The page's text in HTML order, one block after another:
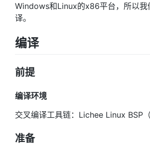
Windows和Linux的x86平台，所以我
译。
编译
前提
编译环境
交叉编译工具链：Lichee Linux BSP（
准备